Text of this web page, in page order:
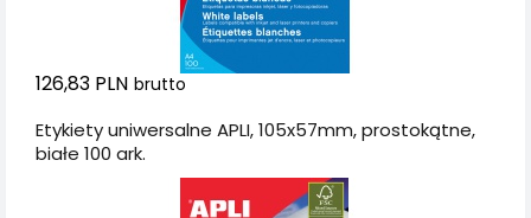
126,83 PLN brutto
Etykiety uniwersalne APLI, 105x57mm, prostokątne,
białe 100 ark.